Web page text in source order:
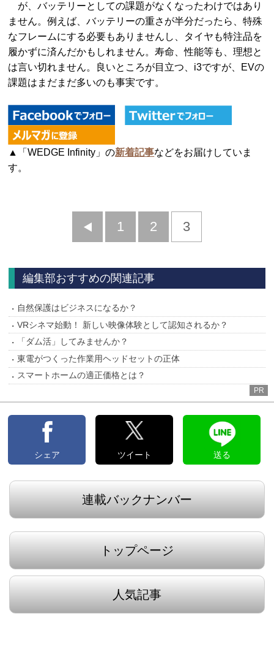
が、バッテリーとしての課題がなくなったわけではあり
ません。例えば、バッテリーの重さが半分だったら、特殊
なフレームにする必要もありませんし、タイヤも特注品を
履かずに済んだかもしれません。寿命、性能等も、理想と
は言い切れません。良いところが目立つ、i3ですが、EVの
課題はまだまだ多いのも事実です。
▲「WEDGE Infinity」の新着記事などをお届けしていま
す。
前
1 2 3
編集部おすすめの関連記事
自然保護はビジネスになるか？
VRシネマ始動！ 新しい映像体験として認知されるか？
「ダム活」してみませんか？
東電がつくった作業用ヘッドセットの正体
スマートホームの適正価格とは？
PR
シェア ツイート 送る
連載バックナンバー
トップページ
人気記事